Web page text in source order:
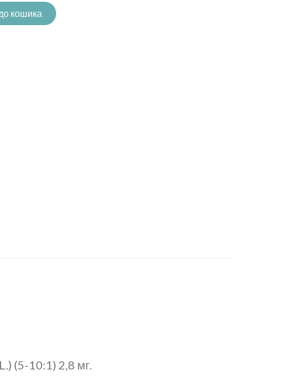
кошика
(5-10:1) 2,8 мг.